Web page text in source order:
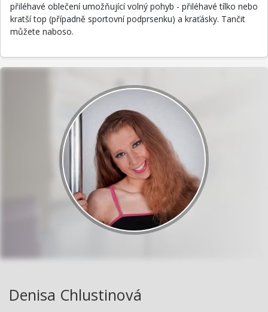
přiléhavé oblečení umožňující volný pohyb - přiléhavé tílko nebo
kratší top (případně sportovní podprsenku) a kraťásky. Tančit
můžete naboso.
Denisa Chlustinová